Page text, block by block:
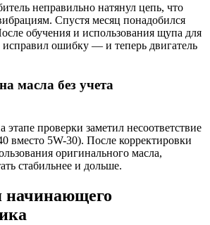
неправильно натянул цепь, что
Спустя месяц понадобился
обучения и использования щупа для
исправил ошибку — и теперь двигатель
масла без учета
проверки заметил несоответствие
вместо 5W-30). После корректировки
оригинального масла,
стабильнее и дольше.
начинающего